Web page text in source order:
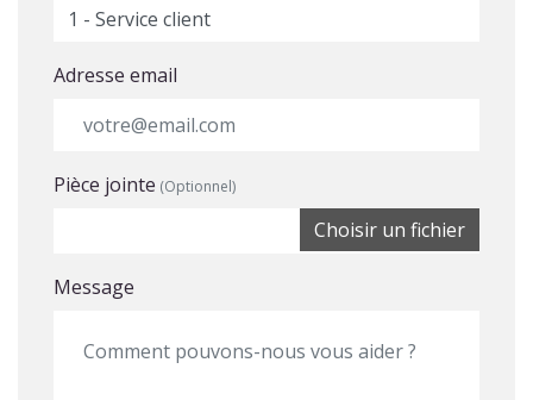
Adresse email
Pièce jointe (Optionnel)
Message